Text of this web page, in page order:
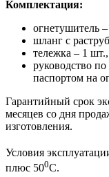
Комплектация:
огнетушитель
шланг с
тележка – 1 шт.,
руководство
паспортом на
Гарантийный срок
месяцев со дня
изготовления.
Условия
плюс 500С.